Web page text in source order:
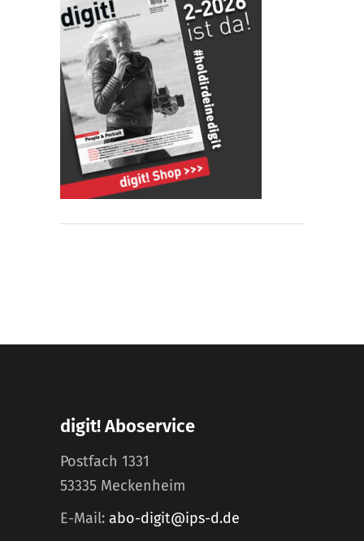
digit! Aboservice
Postfach 1331
53335 Meckenheim
E-Mail: abo-digit@ips-d.de